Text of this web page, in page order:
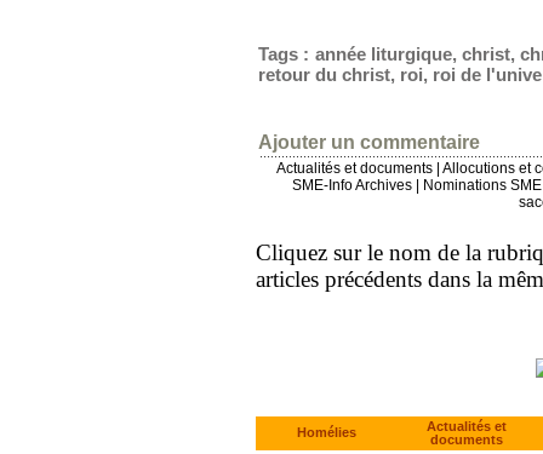
Tags : année liturgique, christ,
retour du christ, roi, roi de
Ajouter un commentaire
Actualités et documents
Allocutions et
SME-Info Archives
Nominations
Cliquez sur le nom de la
articles précédents dans la
Homélies
Actualités et
documents